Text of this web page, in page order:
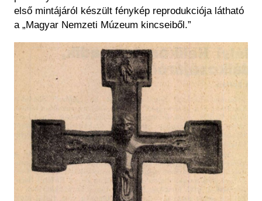
első mintájáról készült fénykép reprodukciója látható
a „Magyar Nemzeti Múzeum kincseiből.”